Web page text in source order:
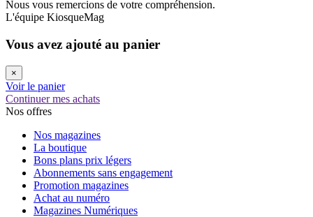
Nous vous remercions de votre compréhension.
L'équipe KiosqueMag
Vous avez ajouté au panier
×
Voir le panier
Continuer mes achats
Nos offres
Nos magazines
La boutique
Bons plans prix légers
Abonnements sans engagement
Promotion magazines
Achat au numéro
Magazines Numériques